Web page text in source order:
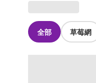
全部 草莓網